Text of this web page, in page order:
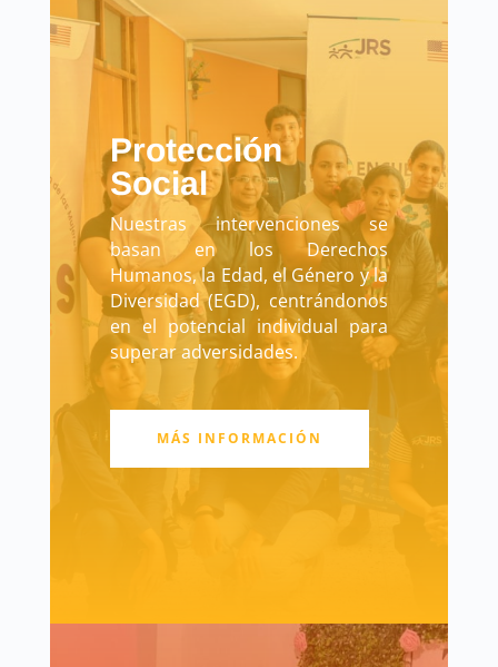
Protección
Social
Nuestras intervenciones se
basan en los Derechos
Humanos, la Edad, el Género y la
Diversidad (EGD), centrándonos
en el potencial individual para
superar adversidades.
MÁS INFORMACIÓN